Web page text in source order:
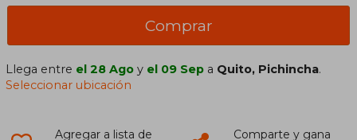
Comprar
Llega entre el 28 Ago y el 09 Sep a Quito, Pichincha.
Seleccionar ubicación
Agregar a lista de
Comparte y gana